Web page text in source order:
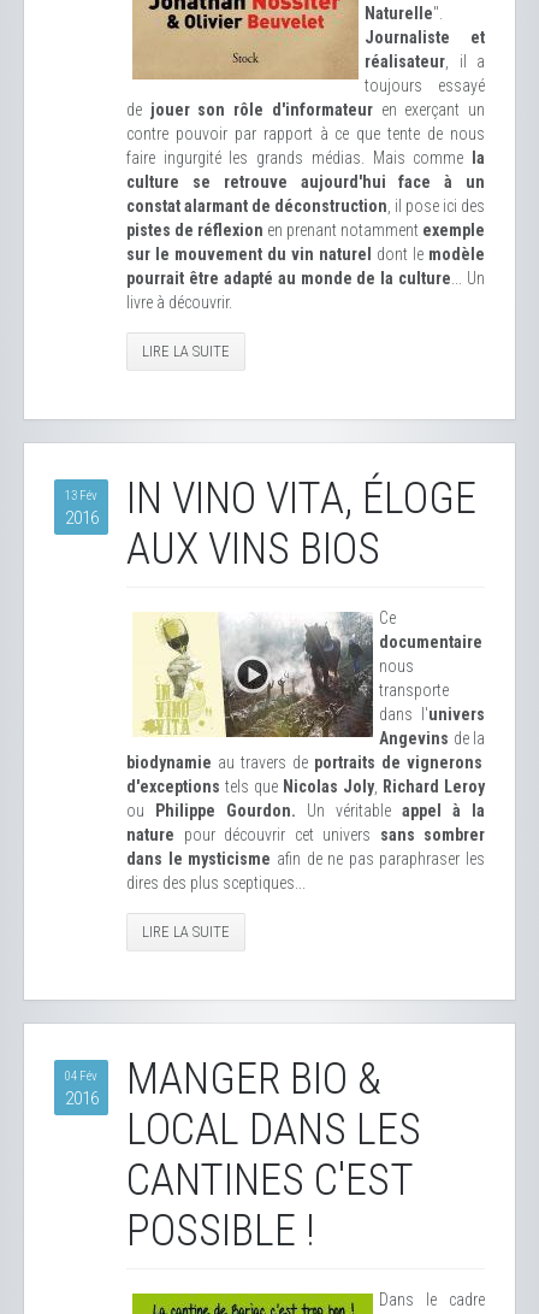
Naturelle".
Journaliste et
réalisateur , il a
toujours essayé
de jouer son rôle d'informateuren exerçant un
contre pouvoir par rapport à ce que tente de nous
faire ingurgité les grands médias. Mais comme
la
culture se retrouve aujourd'hui face à un
constat alarmant de déconstruction , il pose ici des
pistes de réflexion en prenant notamment exemple
sur le mouvement du vin naturel
dont le modèle
pourrait être adapté au monde de la culture ... Un
livre à découvrir.
LIRE LA SUITE
13 Fév
2016
IN VINO VITA, ÉLOGE
AUX VINS BIOS
Ce
documentaire
nous
transporte
dans l'univers
Angevins de la
biodynamie au travers de portraits de vignerons
d'exceptions tels que Nicolas Joly, Richard Leroy
ou Philippe Gourdon. Un véritable appel à la
nature pour découvrir cet univers sans sombrer
dans le mysticisme afin de ne pas paraphraser les
dires des plus sceptiques...
LIRE LA SUITE
04 Fév
2016
MANGER BIO &
LOCAL DANS LES
CANTINES C'EST
POSSIBLE !
Dans le cadre